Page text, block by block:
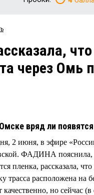
через Омь
вряд ли
июня, в эфире «России
ФАДИНА пояснила,
пленка, рассказала,
трасса расположена
качественно, но сейчас